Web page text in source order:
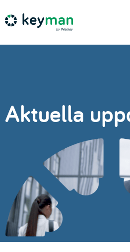
Aktuella